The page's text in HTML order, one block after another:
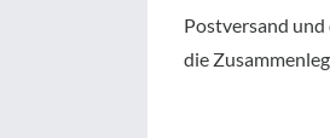
Postversand
die